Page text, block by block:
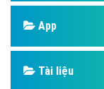
Facebook
Google